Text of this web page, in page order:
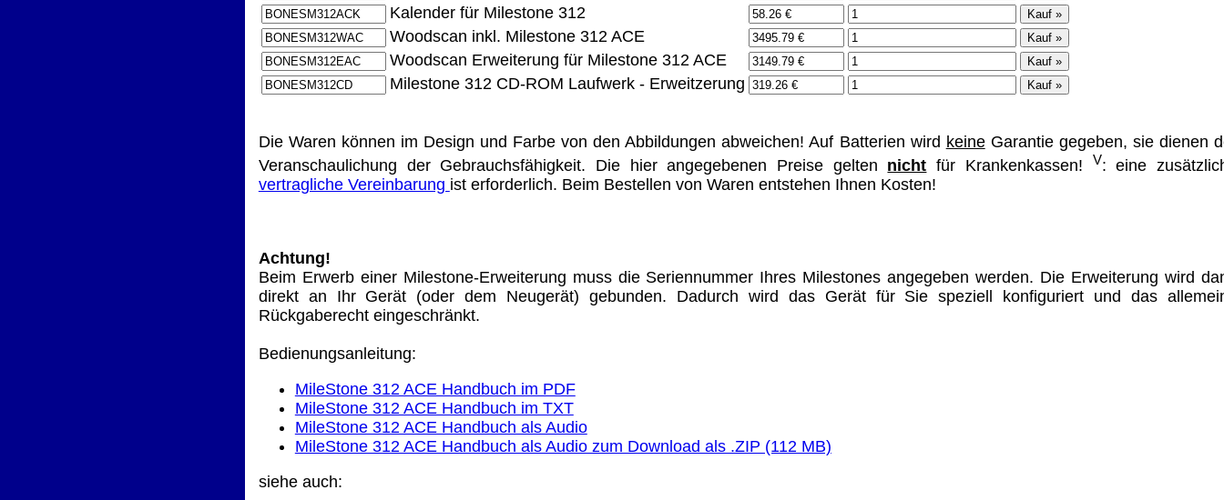
Kalender für Milestone 312
Woodscan inkl. Milestone 312 ACE
Woodscan Erweiterung für Milestone 312 ACE
Milestone 312 CD-ROM Laufwerk - Erweitzerung
Die Waren können im Design und Farbe von den Abbildungen abweichen! Auf Batterien wird keineGarantie gegeben, sie dienen
Veranschaulichung der Gebrauchsfähigkeit. Die hier angegebenen Preise gelten nicht für Krankenkassen! V: eine
vertragliche Vereinbarung ist erforderlich. Beim Bestellen von Waren entstehen Ihnen Kosten!
Achtung!
Beim Erwerb einer Milestone-Erweiterung muss die Seriennummer Ihres Milestones angegeben werden. Die Erweiterung wird
direkt an Ihr Gerät (oder dem Neugerät) gebunden. Dadurch wird das Gerät für Sie speziell konfiguriert und das
Rückgaberecht eingeschränkt.
Bedienungsanleitung:
MileStone 312 ACE Handbuch im PDF
MileStone 312 ACE Handbuch im TXT
MileStone 312 ACE Handbuch als Audio
MileStone 312 ACE Handbuch als Audio zum Download als .ZIP (112 MB)
siehe auch: